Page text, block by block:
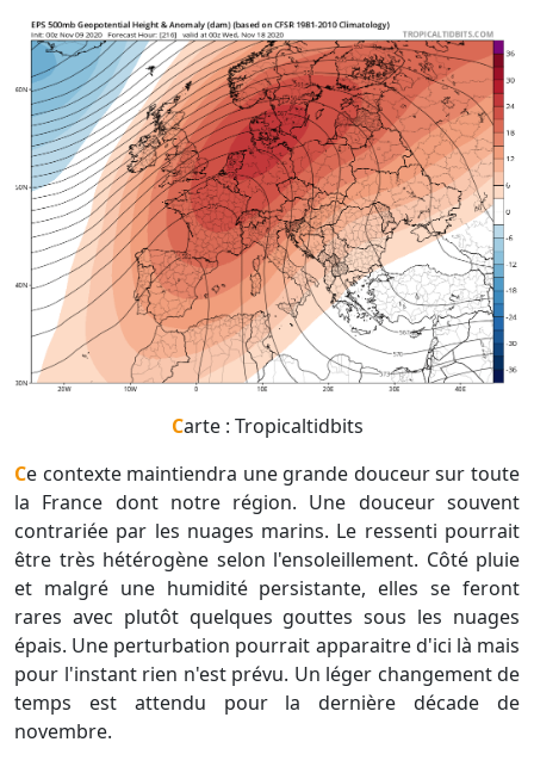
Carte : Tropicaltidbits
Ce contexte maintiendra une grande douceur sur toute
la France dont notre région. Une douceur souvent
contrariée par les nuages marins. Le ressenti pourrait
être très hétérogène selon l'ensoleillement. Côté pluie
et malgré une humidité persistante, elles se feront
rares avec plutôt quelques gouttes sous les nuages
épais. Une perturbation pourrait apparaitre d'ici là mais
pour l'instant rien n'est prévu. Un léger changement de
temps est attendu pour la dernière décade de
novembre.